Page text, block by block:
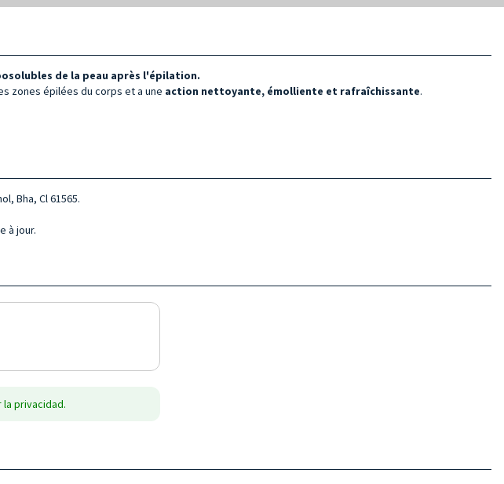
de la peau après l'épilation.
zones épilées du corps et a une action nettoyante, émolliente et rafraîchissante.
Bha, Cl 61565.
à jour.
privacidad.